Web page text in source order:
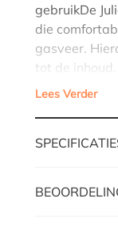
gebruikDe
die
gasveer.
tot de inhoud,
Lees Verder